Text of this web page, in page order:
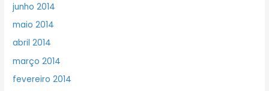
junho 2014
maio 2014
abril 2014
março 2014
fevereiro 2014